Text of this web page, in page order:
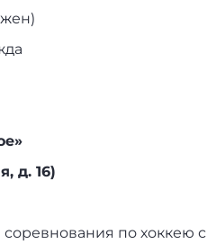
д. 16)
соревнования по хоккею